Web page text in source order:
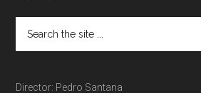
Director: Pedro Santana